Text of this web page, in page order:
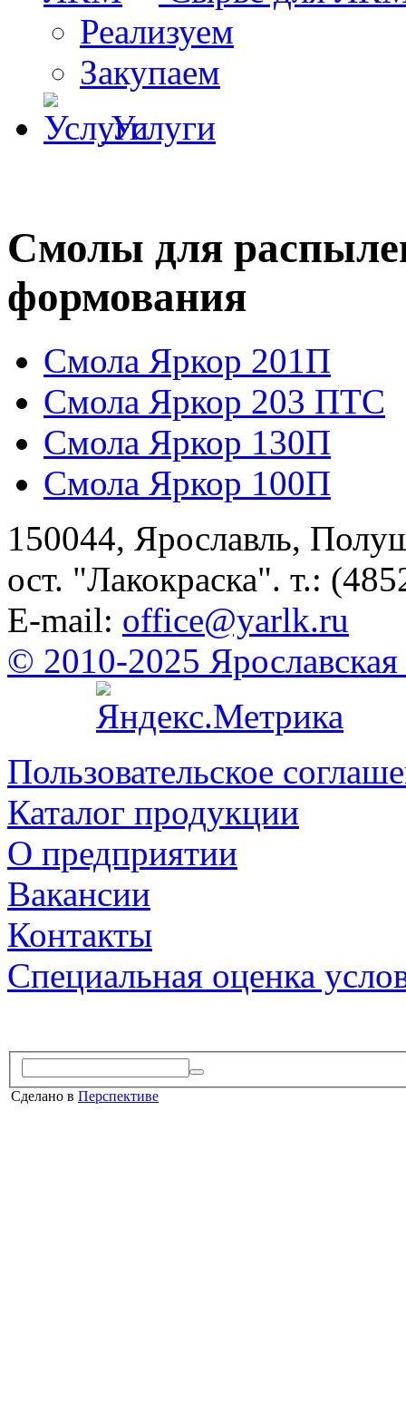
Реализуем
Закупаем
Услуги
Смолы для
формования
Смола Яркор 201П
Смола Яркор 203 ПТС
Смола Яркор 130П
Смола Яркор 100П
150044, Ярославль,
ост. "Лакокраска". т.:
E-mail: office@yarlk.ru
© 2010-2025
Пользовательское
Каталог продукции
О предприятии
Вакансии
Контакты
Специальная оценка
Сделано в Перспективе